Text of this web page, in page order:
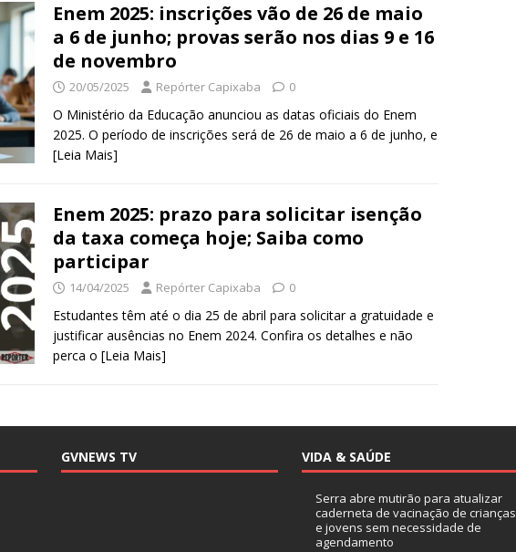
Enem 2025: inscrições vão de 26 de maio
a 6 de junho; provas serão nos dias 9 e 16
de novembro
20/05/2025 Repórter Capixaba 0
O Ministério da Educação anunciou as datas oficiais do Enem
2025. O período de inscrições será de 26 de maio a 6 de junho, e
[Leia Mais]
Enem 2025: prazo para solicitar isenção
da taxa começa hoje; Saiba como
participar
14/04/2025 Repórter Capixaba 0
Estudantes têm até o dia 25 de abril para solicitar a gratuidade e
justificar ausências no Enem 2024. Confira os detalhes e não
perca o [Leia Mais]
GVNEWS TV VIDA & SAÚDE
Serra abre mutirão para atualizar
caderneta de vacinação de crianças
e jovens sem necessidade de
agendamento